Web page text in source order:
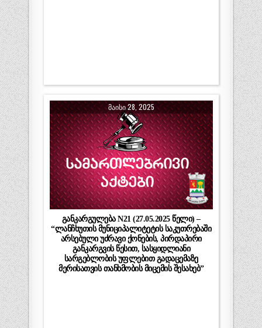
ᲛᲐᲘᲡᲘ 28, 2025
განკარგულება N21 (27.05.2025 წელი) –
“ლანჩხუთის მუნიციპალიტეტის საკუთრებაში
არსებული უძრავი ქონების, პირდაპირი
განკარგვის წესით, სასყიდლიანი
სარგებლობის უფლებით გადაცემაზე
მერისათვის თანხმობის მიცემის შესახებ”